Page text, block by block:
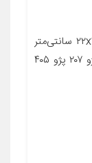
معرفی محصول جزئیات محصول ابعاد ۲۲x۱۲x۵ سانتی‌متر
جنس ویسکوز مناسب برای خودرو پژو ۲۰۶ پژو ۲۰۷ پژو ۴۰۵